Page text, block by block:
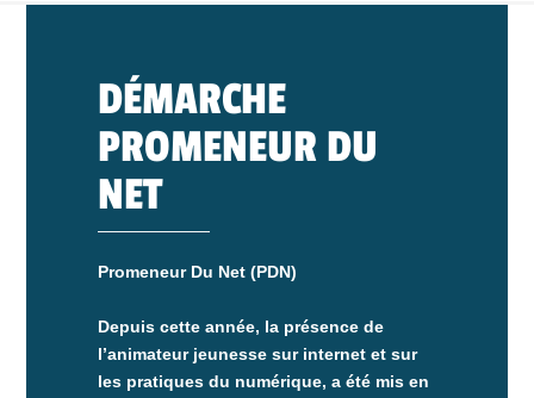
DÉMARCHE
PROMENEUR DU
NET
Promeneur Du Net (PDN)
Depuis cette année, la présence de
l’animateur jeunesse sur internet et sur
les pratiques du numérique, a été mis en